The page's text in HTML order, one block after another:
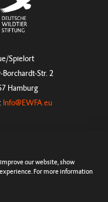
Spielort
Borchardt-Str. 2
Hamburg
Info@EWFA.eu
Tracking
Datenschutz
our website, show
For more information